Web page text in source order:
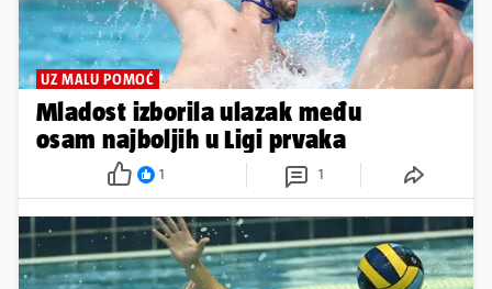
UZ MALU POMOĆ
Mladost izborila ulazak među
osam najboljih u Ligi prvaka
1 1